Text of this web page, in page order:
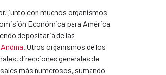
junto con muchos organismos
Económica para América
depositaria de las
. Otros organismos de los
direcciones generales de
más numerosos, sumando